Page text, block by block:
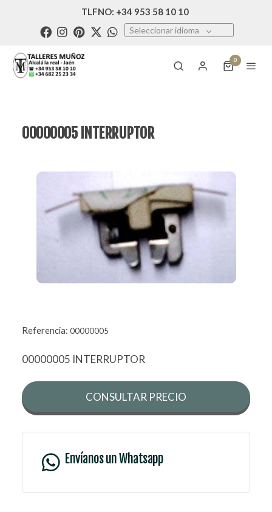
TLFNO: +34 953 58 10 10
Seleccionar idioma
0
00000005 INTERRUPTOR
Referencia: 00000005
00000005 INTERRUPTOR
CONSULTAR PRECIO
Envíanos un Whatsapp